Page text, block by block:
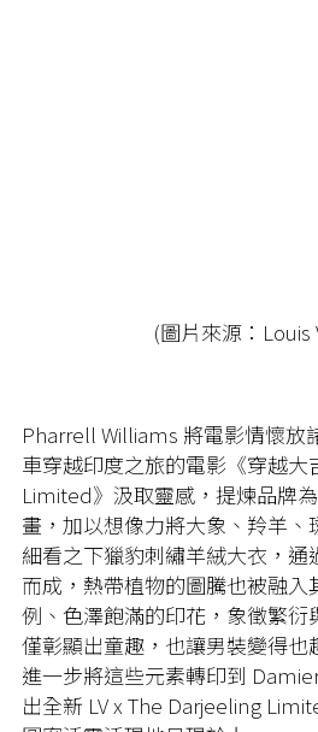
(圖片來源：Louis
Pharrell Williams 將電影情懷放
車穿越印度之旅的電影《穿越大
Limited》汲取靈感，提煉品牌
畫，加以想像力將大象、羚羊、
細看之下獵豹刺繡羊絨大衣，
而成，熱帶植物的圖騰也被融
例、色澤飽滿的印花，象徵繁衍
僅彰顯出童趣，也讓男裝變得也
進一步將這些元素轉印到
出全新 LV x The Darjeeling